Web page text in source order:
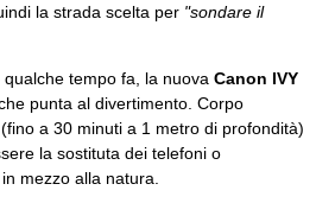
la strada scelta per "sondare il
tempo fa, la nuova Canon IVY
punta al divertimento. Corpo
a 30 minuti a 1 metro di profondità)
la sostituta dei telefoni o
mezzo alla natura.